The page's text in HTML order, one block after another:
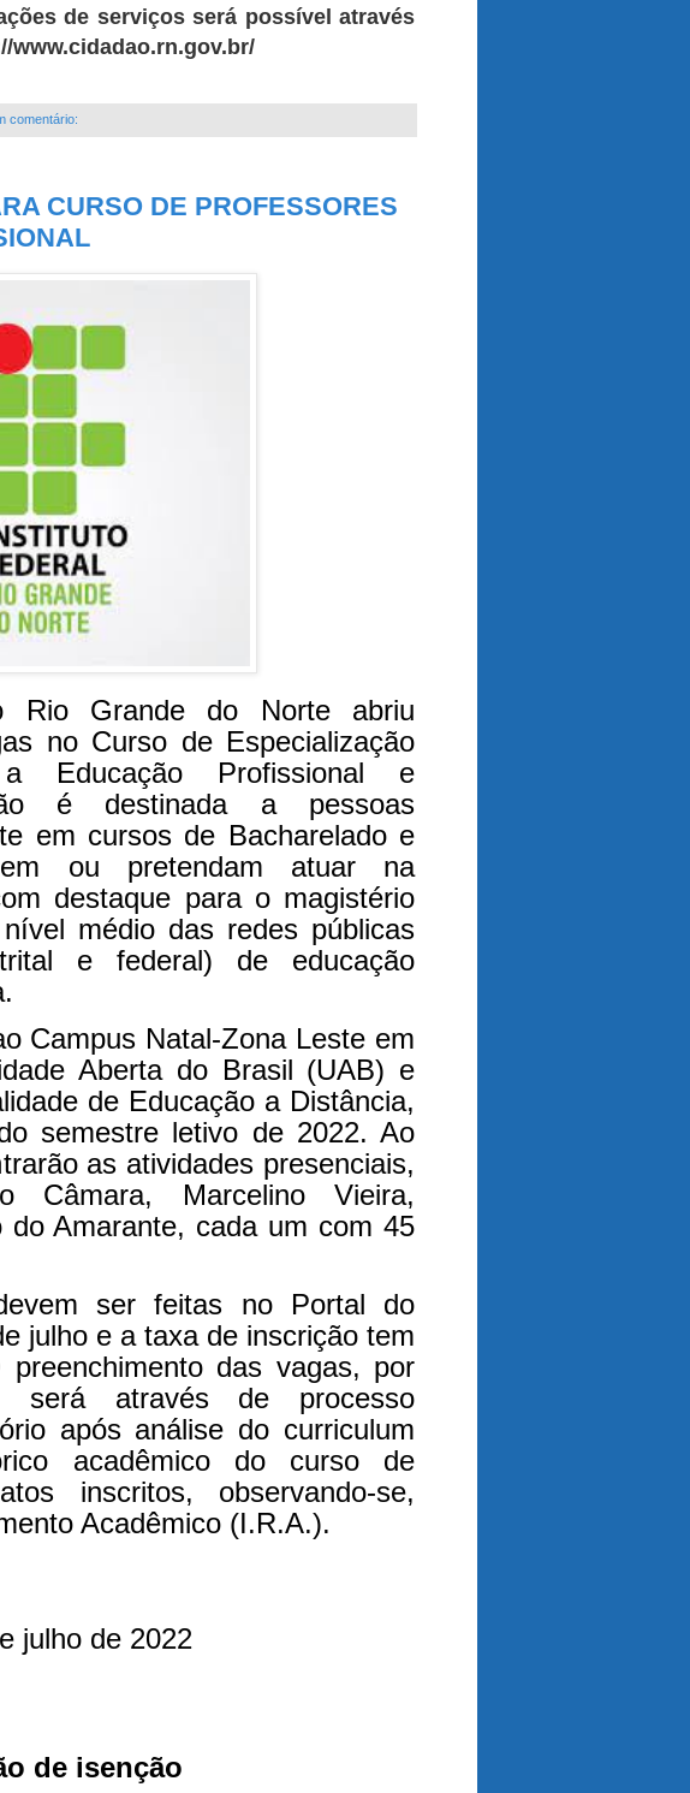
de serviços será possível através
www.cidadao.rn.gov.br/
comentário:
CURSO DE PROFESSORES
Rio Grande do Norte abriu
no Curso de Especialização
Educação Profissional e
é destinada a pessoas
em cursos de Bacharelado e
ou pretendam atuar na
destaque para o magistério
médio das redes públicas
e federal) de educação
Campus Natal-Zona Leste em
Aberta do Brasil (UAB) e
de Educação a Distância,
semestre letivo de 2022. Ao
as atividades presenciais,
Câmara, Marcelino Vieira,
do Amarante, cada um com 45
ser feitas no Portal do
julho e a taxa de inscrição tem
das vagas, por
será através de processo
após análise do curriculum
acadêmico do curso de
inscritos, observando-se,
Acadêmico (I.R.A.).
julho de 2022
de isenção